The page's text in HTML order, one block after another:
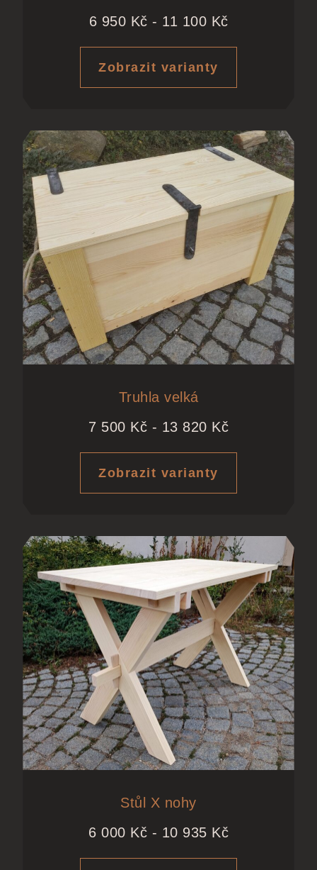
6 950 Kč - 11 100 Kč
Zobrazit varianty
Truhla velká
7 500 Kč - 13 820 Kč
Zobrazit varianty
Stůl X nohy
6 000 Kč - 10 935 Kč